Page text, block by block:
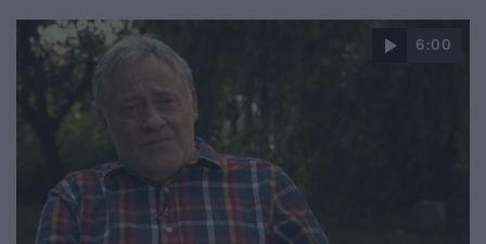
együttműködik a kormányzattal, és megkerülhetetlen lett
a színészképzésben is.
6:00